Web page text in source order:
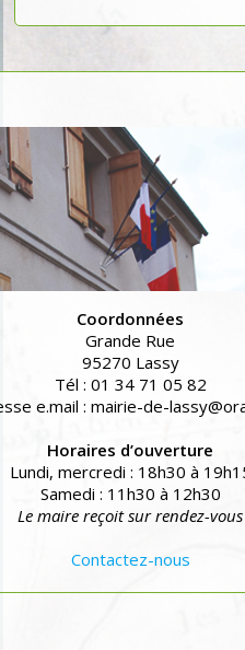
Coordonnées
Grande Rue
95270 Lassy
Tél : 01 34 71 05 82
e.mail : mairie-de-
Horaires d’ouverture
Lundi, mercredi : 18h30 à
Samedi : 11h30 à 12h30
Le maire reçoit sur rendez-vous
Contactez-nous